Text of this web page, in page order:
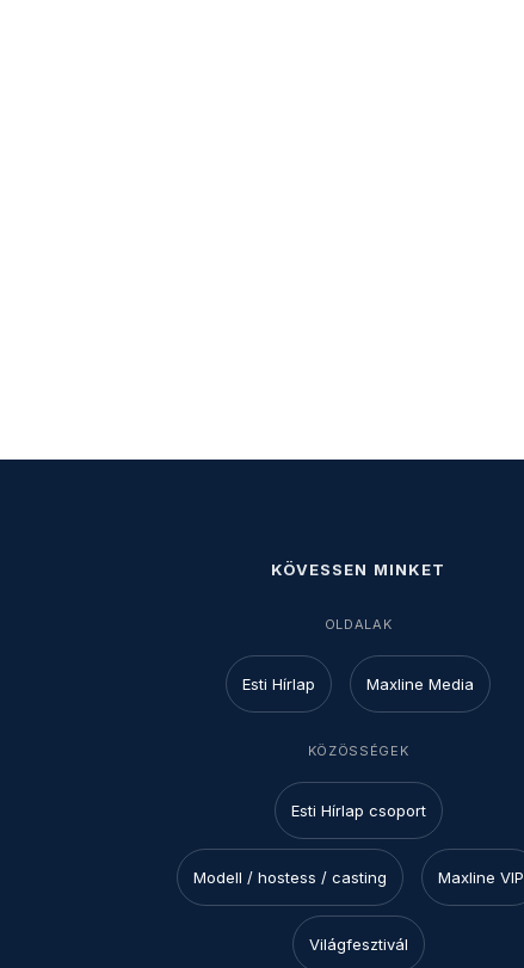
KÖVESSEN MINKET
OLDALAK
Esti Hírlap Maxline Media
KÖZÖSSÉGEK
Esti Hírlap csoport
Modell / hostess / casting Maxline VIP
Világfesztivál